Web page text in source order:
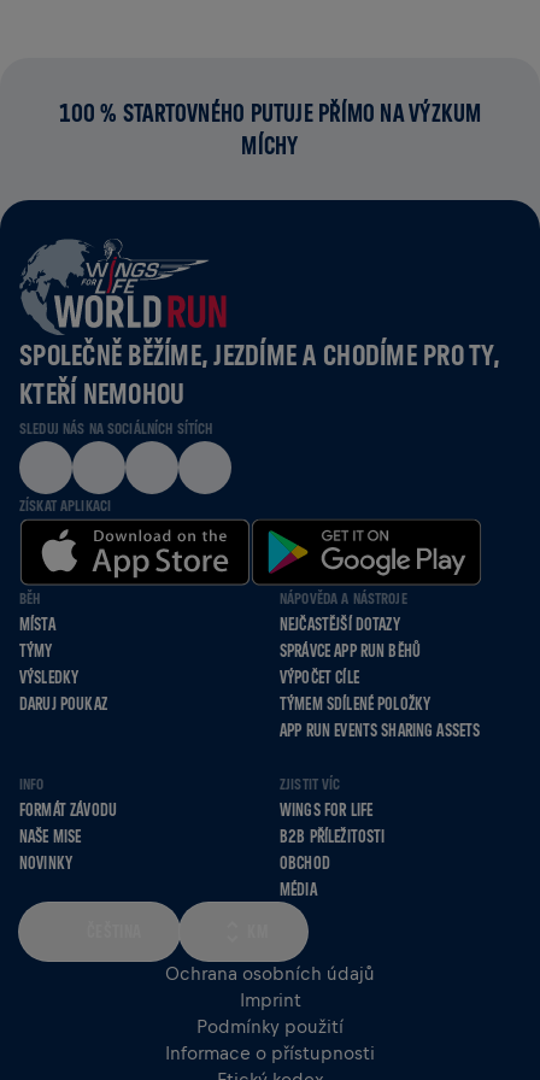
100 % STARTOVNÉHO PUTUJE PŘÍMO NA VÝZKUM
MÍCHY
SPOLEČNĚ BĚŽÍME, JEZDÍME A CHODÍME PRO TY,
KTEŘÍ NEMOHOU
SLEDUJ NÁS NA SOCIÁLNÍCH SÍTÍCH
ZÍSKAT APLIKACI
BĚH
MÍSTA
TÝMY
VÝSLEDKY
DARUJ POUKAZ
NÁPOVĚDA A NÁSTROJE
NEJČASTĚJŠÍ DOTAZY
SPRÁVCE APP RUN BĚHŮ
VÝPOČET CÍLE
TÝMEM SDÍLENÉ POLOŽKY
APP RUN EVENTS SHARING ASSETS
INFO
FORMÁT ZÁVODU
NAŠE MISE
NOVINKY
ZJISTIT VÍC
WINGS FOR LIFE
B2B PŘÍLEŽITOSTI
OBCHOD
MÉDIA
Ochrana osobních údajů
Imprint
Podmínky použití
Informace o přístupnosti